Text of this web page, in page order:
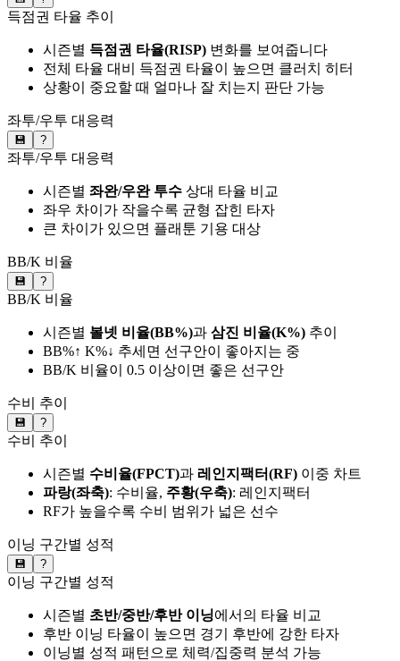
득점권 타율 추이
시즌별 득점권 타율(RISP) 변화를 보여줍니다
전체 타율 대비 득점권 타율이 높으면 클러치 히터
상황이 중요할 때 얼마나 잘 치는지 판단 가능
좌투/우투 대응력
💾 ?
좌투/우투 대응력
시즌별 좌완/우완 투수 상대 타율 비교
좌우 차이가 작을수록 균형 잡힌 타자
큰 차이가 있으면 플래툰 기용 대상
BB/K 비율
💾 ?
BB/K 비율
시즌별 볼넷 비율(BB%)과 삼진 비율(K%) 추이
BB%↑ K%↓ 추세면 선구안이 좋아지는 중
BB/K 비율이 0.5 이상이면 좋은 선구안
수비 추이
💾 ?
수비 추이
시즌별 수비율(FPCT)과 레인지팩터(RF) 이중 차트
파랑(좌축): 수비율, 주황(우축): 레인지팩터
RF가 높을수록 수비 범위가 넓은 선수
이닝 구간별 성적
💾 ?
이닝 구간별 성적
시즌별 초반/중반/후반 이닝에서의 타율 비교
후반 이닝 타율이 높으면 경기 후반에 강한 타자
이닝별 성적 패턴으로 체력/집중력 분석 가능